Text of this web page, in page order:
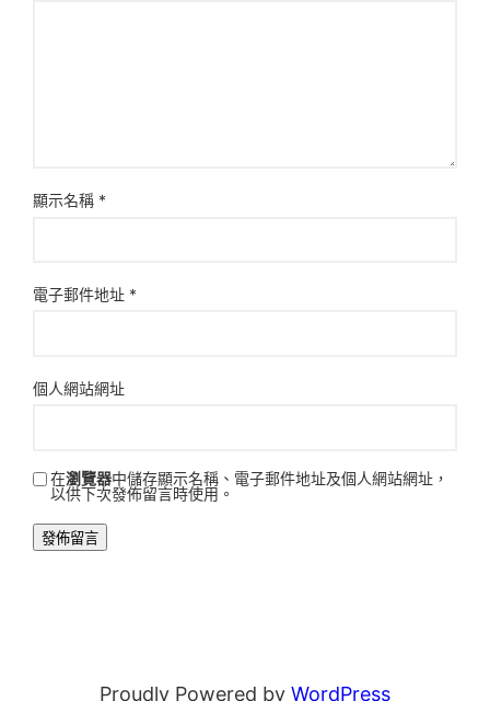
顯示名稱 *
電子郵件地址 *
個人網站網址
在瀏覽器中儲存顯示名稱、電子郵件地址及個人網站網址，
以供下次發佈留言時使用。
Proudly Powered by WordPress